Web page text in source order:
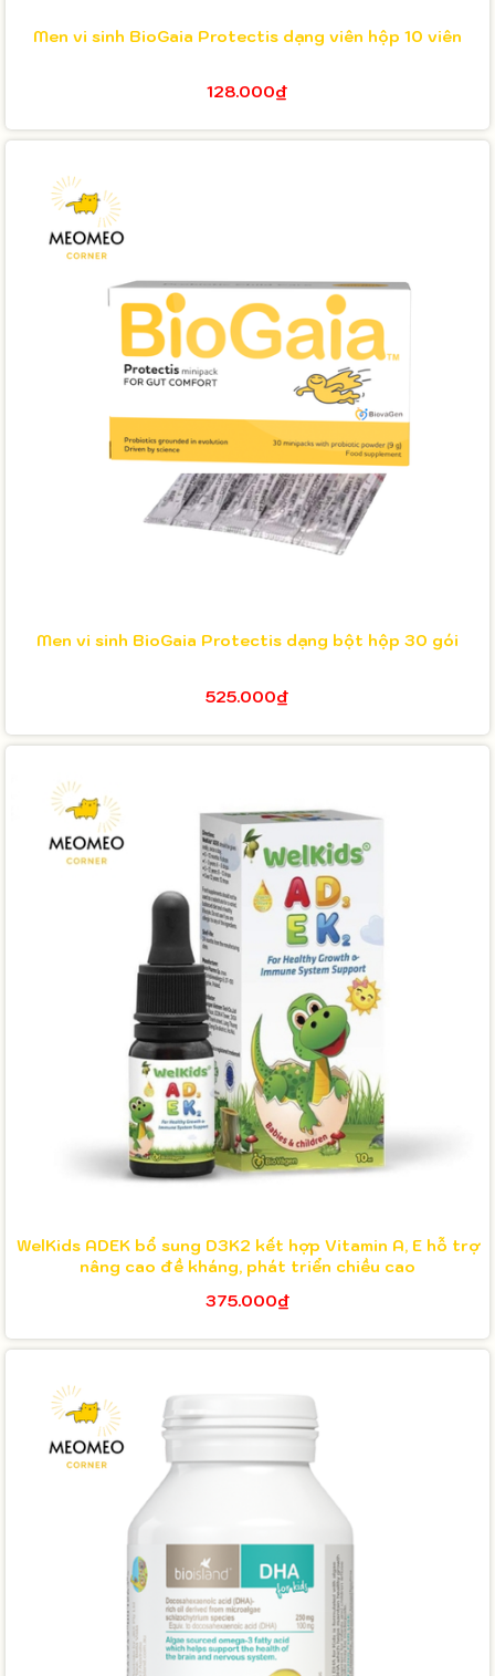
Men vi sinh BioGaia Protectis dạng viên hộp 10 viên
128.000₫
Men vi sinh BioGaia Protectis dạng bột hộp 30 gói
525.000₫
WelKids ADEK bổ sung D3K2 kết hợp Vitamin A, E hỗ trợ
nâng cao đề kháng, phát triển chiều cao
375.000₫